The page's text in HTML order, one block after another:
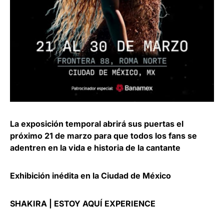
La exposición temporal abrirá sus puertas el
próximo 21 de marzo para que todos los fans se
adentren en la vida e historia de la cantante
Exhibición inédita en la Ciudad de México
SHAKIRA | ESTOY AQUÍ EXPERIENCE